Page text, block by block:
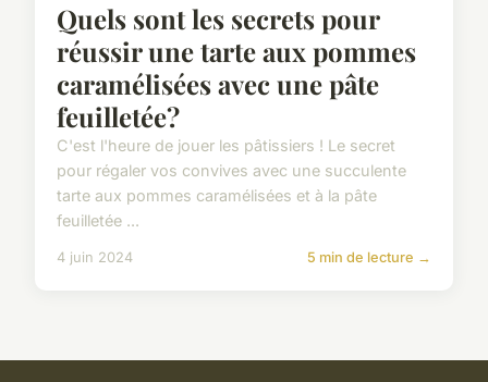
Quels sont les secrets pour
réussir une tarte aux pommes
caramélisées avec une pâte
feuilletée?
C'est l'heure de jouer les pâtissiers ! Le secret
pour régaler vos convives avec une succulente
tarte aux pommes caramélisées et à la pâte
feuilletée ...
4 juin 2024 5 min de lecture →